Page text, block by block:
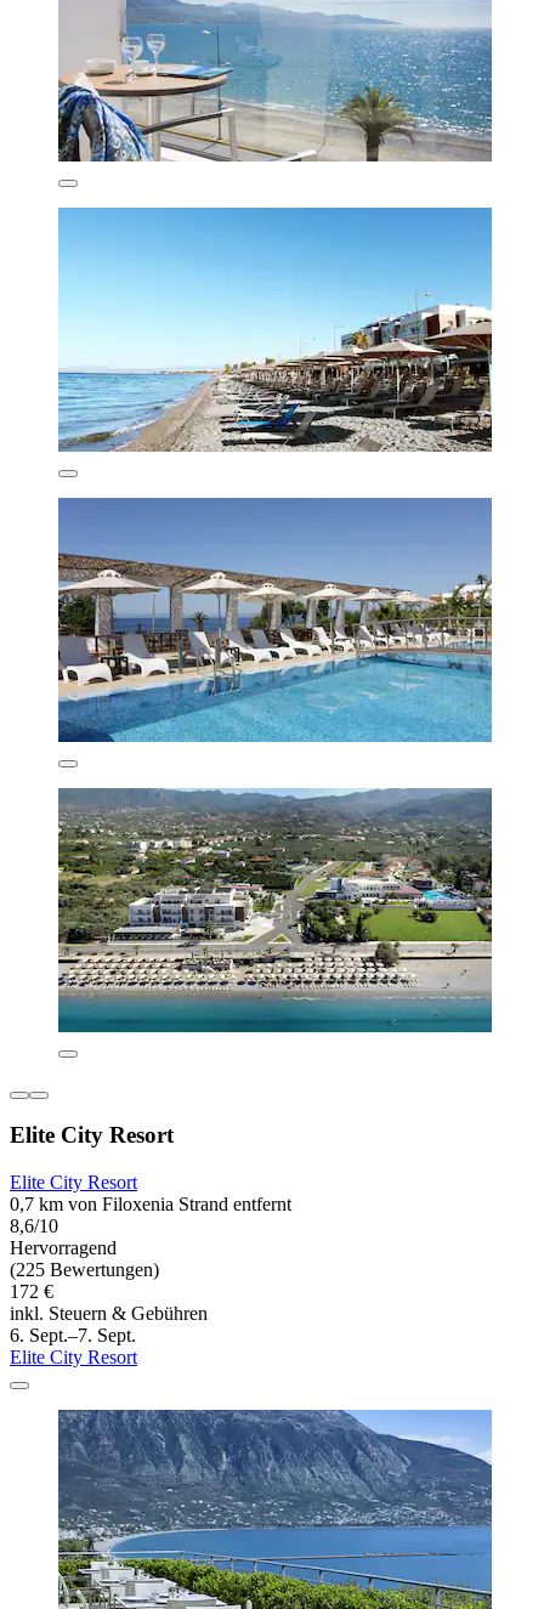
Elite City Resort
Elite City Resort
0,7 km von Filoxenia Strand entfernt
8,6/10
Hervorragend
(225 Bewertungen)
172 €
inkl. Steuern & Gebühren
6. Sept.–7. Sept.
Elite City Resort